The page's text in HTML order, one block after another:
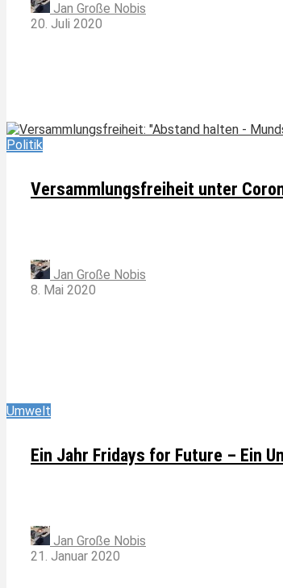
Jan Große Nobis
20. Juli 2020
Politik
Versammlungsfreiheit unter
Jan Große Nobis
8. Mai 2020
Umwelt
Ein Jahr Fridays for Future – Ein
Jan Große Nobis
21. Januar 2020